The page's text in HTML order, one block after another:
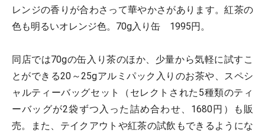
レンジの香りが合わさって華やかさがあります。紅茶の
色も明るいオレンジ色。70g入り缶 1995円。
同店では70gの缶入り茶のほか、少量から気軽に試すこ
とができる20～25gアルミパック入りのお茶や、スペシ
ャルティーバッグセット（セレクトされた5種類のティ
ーバッグが2袋ずつ入った詰め合わせ、1680円）も販
売。また、テイクアウトや紅茶の試飲もできるようにな